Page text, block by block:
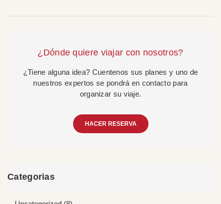
¿Dónde quiere viajar con nosotros?
¿Tiene alguna idea? Cuentenos sus planes y uno de
nuestros expertos se pondrá en contacto para
organizar su viaje.
HACER RESERVA
Categorias